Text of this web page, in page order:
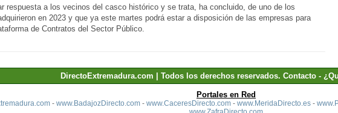
respuesta a los vecinos del casco histórico y se trata, ha concluido, de uno de los
en 2023 y que ya este martes podrá estar a disposición de las empresas para
de Contratos del Sector Público.
DirectoExtremadura.com | Todos los derechos reservados. Contacto -
Portales en Red
- www.BadajozDirecto.com- www.CaceresDirecto.com- www.MeridaDirecto.es-